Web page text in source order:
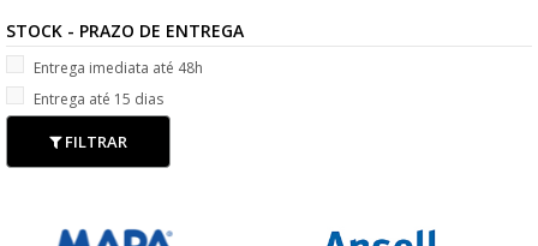
STOCK - PRAZO DE ENTREGA
Entrega imediata até 48h
Entrega até 15 dias
FILTRAR